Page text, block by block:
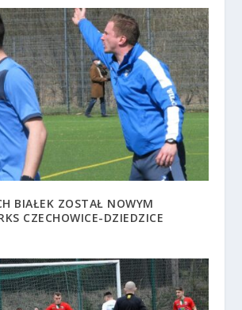
BIAŁEK ZOSTAŁ NOWYM
CZECHOWICE-DZIEDZICE